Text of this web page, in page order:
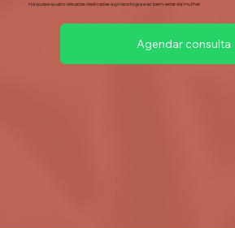
Há quase quatro décadas dedicadas à ginecologia e ao bem-estar da mulher.
Agendar consulta